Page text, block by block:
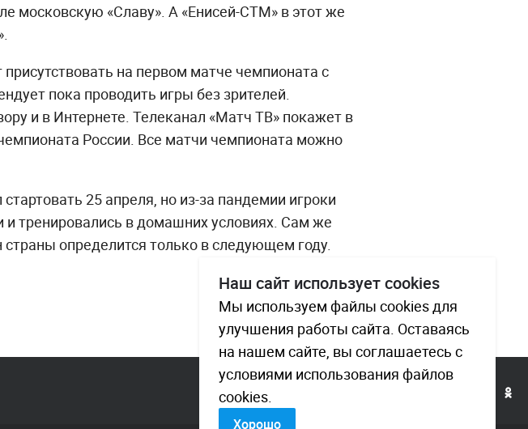
московскую «Славу». А «Енисей-СТМ» в этот же
на первом матче чемпионата с
пока проводить игры без зрителей.
и в Интернете. Телеканал «Матч ТВ» покажет в
России. Все матчи чемпионата можно
25 апреля, но из-за пандемии игроки
тренировались в домашних условиях. Сам же
определится только в следующем году.
Наш сайт использует cookies
Мы используем файлы cookies для
улучшения работы сайта. Оставаясь
на нашем сайте, вы соглашаетесь с
условиями использования файлов
cookies.
Хорошо